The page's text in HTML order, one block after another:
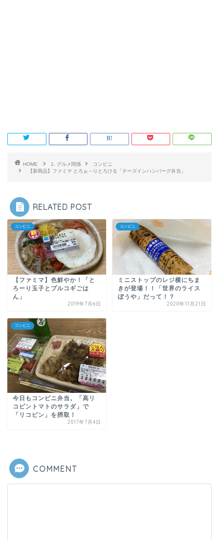
HOME 1. グルメ関係
コンビニ
【新商品】ファミマ とろぉ～りとろける「チーズインハンバーグ弁当」
RELATED POST
コンビニ
【ファミマ】色鮮やか！「と
ろーり玉子とプルコギごは
ん」
2019年7月6日
コンビニ
ミニストップのレジ横にちま
きが登場！！「世界のライス
ぼうや」だって！？
2020年11月21日
コンビニ
今日もコンビニ弁当。「高リ
コピントマトのサラダ」で
「リコピン」を摂取！
2017年7月4日
COMMENT